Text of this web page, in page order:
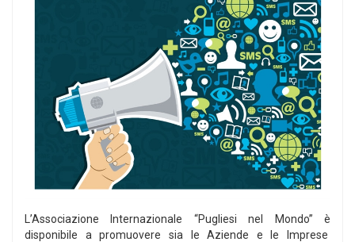
L’Associazione Internazionale “Pugliesi nel Mondo” è
disponibile a promuovere sia le Aziende e le Imprese